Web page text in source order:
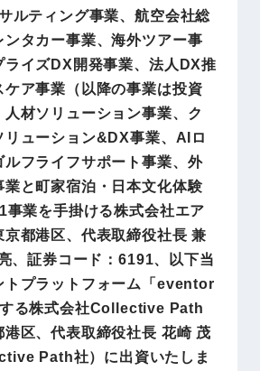
ルティング事業、航空会社総
ンタカー事業、海外ツアー事
ライズDX開発事業、法人DX推
ケア事業（以降の事業は投資
人材ソリューション事業、ク
リューション&DX事業、AIロ
ルフライフサポート事業、外
業と町家宿泊・日本文化体験
事業を手掛ける株式会社エア
京都港区、代表取締役社長 兼
、証券コード：6191、以下当
トプラットフォーム「eventor
る株式会社Collective Path
港区、代表取締役社長 花崎 茂
Path社）に出資いたしま